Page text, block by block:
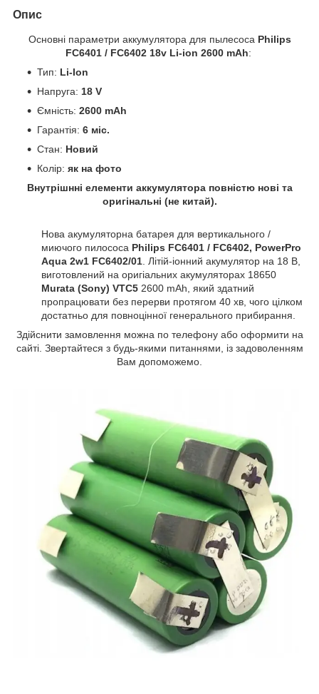
Опис
Основні параметри аккумулятора для пылесоса Philips
FC6401 / FC6402 18v Li-ion 2600 mAh:
Тип: Li-Ion
Напруга: 18 V
Ємність: 2600 mAh
Гарантія: 6 міс.
Стан: Новий
Колір: як на фото
Внутрішнні елементи аккумулятора повністю нові та
оригінальні (не китай).
Нова акумуляторна батарея для вертикального /
миючого пилососа Philips FC6401 / FC6402, PowerPro
Aqua 2w1 FC6402/01 Літій-іонний акумулятор на 18 В,
виготовлений на оригіальних акумуляторах 18650
Murata (Sony) VTC5 2600 mAh, який здатний
пропрацювати без перерви протягом 40 хв, чого цілком
достатньо для повноцінної генерального прибирання.
Здійснити замовлення можна по телефону або оформити на
сайті. Звертайтеся з будь-якими питаннями, із задоволенням
Вам допоможемо.